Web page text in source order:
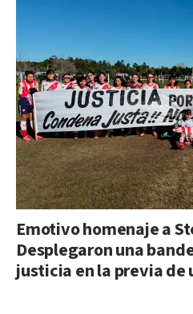
Emotivo homenaje a
Desplegaron una
justicia en la previa de